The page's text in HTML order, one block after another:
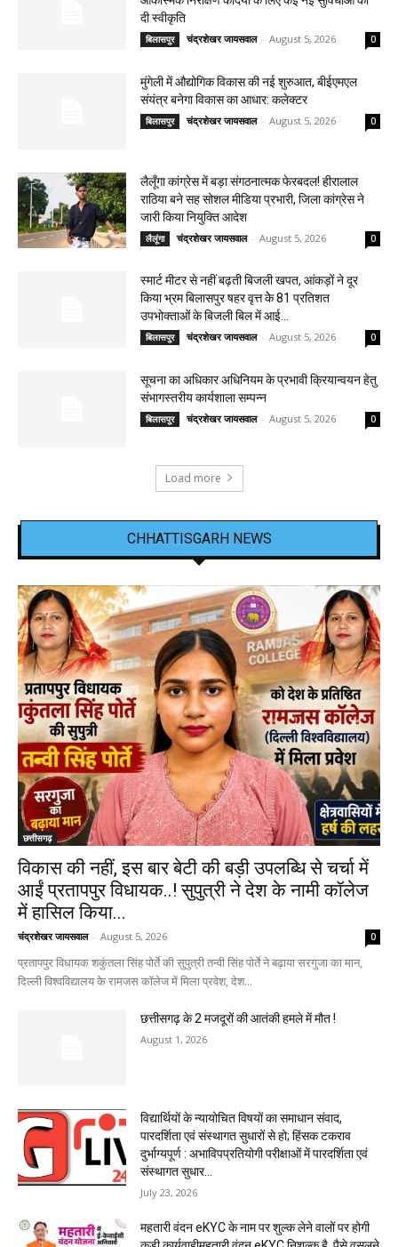
दी स्वीकृति
बिलासपुर चंद्रशेखर जायसवाल - August 5, 2026 0
मुंगेली में औद्योगिक विकास की नई शुरुआत, बीईएमएल
संयंत्र बनेगा विकास का आधार: कलेक्टर
बिलासपुर चंद्रशेखर जायसवाल - August 5, 2026 0
लैलूँगा कांग्रेस में बड़ा संगठनात्मक फेरबदल! हीरालाल
राठिया बने सह सोशल मीडिया प्रभारी, जिला कांग्रेस ने
जारी किया नियुक्ति आदेश
लैलूंगा चंद्रशेखर जायसवाल - August 5, 2026 0
स्मार्ट मीटर से नहीं बढ़ती बिजली खपत, आंकड़ों ने दूर
किया भ्रम बिलासपुर षहर वृत्त केे 81 प्रतिशत
उपभोक्ताओं के बिजली बिल में आई...
बिलासपुर चंद्रशेखर जायसवाल - August 5, 2026 0
सूचना का अधिकार अधिनियम के प्रभावी क्रियान्वयन हेतु
संभागस्तरीय कार्यशाला सम्पन्न
बिलासपुर चंद्रशेखर जायसवाल - August 5, 2026 0
Load more
CHHATTISGARH NEWS
छत्तीसगढ़
विकास की नहीं, इस बार बेटी की बड़ी उपलब्धि से चर्चा में
आईं प्रतापपुर विधायक..! सुपुत्री ने देश के नामी कॉलेज
में हासिल किया...
चंद्रशेखर जायसवाल - August 5, 2026 0
प्रतापपुर विधायक शकुंतला सिंह पोर्ते की सुपुत्री तन्वी सिंह पोर्ते ने बढ़ाया सरगुजा का मान,
दिल्ली विश्वविद्यालय के रामजस कॉलेज में मिला प्रवेश, देश...
छत्तीसगढ़ के 2 मजदूरों की आतंकी हमले में मौत !
August 1, 2026
विद्यार्थियों के न्यायोचित विषयों का समाधान संवाद,
पारदर्शिता एवं संस्थागत सुधारों से हो; हिंसक टकराव
दुर्भाग्यपूर्ण : अभाविपप्रतियोगी परीक्षाओं में पारदर्शिता एवं
संस्थागत सुधार...
July 23, 2026
महतारी वंदन eKYC के नाम पर शुल्क लेने वालों पर होगी